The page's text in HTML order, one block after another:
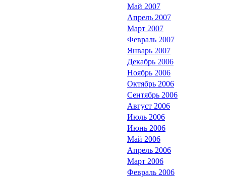
Май 2007
Апрель 2007
Март 2007
Февраль 2007
Январь 2007
Декабрь 2006
Ноябрь 2006
Октябрь 2006
Сентябрь 2006
Август 2006
Июль 2006
Июнь 2006
Май 2006
Апрель 2006
Март 2006
Февраль 2006